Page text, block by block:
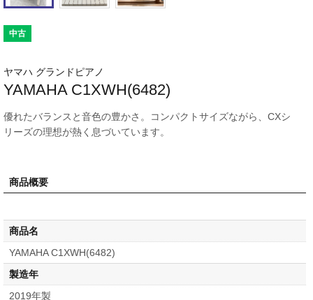
中古
ヤマハ グランドピアノ
YAMAHA C1XWH(6482)
優れたバランスと音色の豊かさ。コンパクトサイズながら、CXシ
リーズの理想が熱く息づいています。
商品概要
商品名
YAMAHA C1XWH(6482)
製造年
2019年製